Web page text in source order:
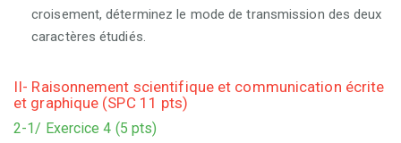
croisement, déterminez le mode de transmission des deux
caractères étudiés.
II- Raisonnement scientifique et communication écrite
et graphique (SPC 11 pts)
2-1/ Exercice 4 (5 pts)